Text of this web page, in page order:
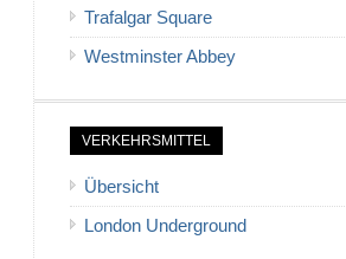
Trafalgar Square
Westminster Abbey
VERKEHRSMITTEL
Übersicht
London Underground